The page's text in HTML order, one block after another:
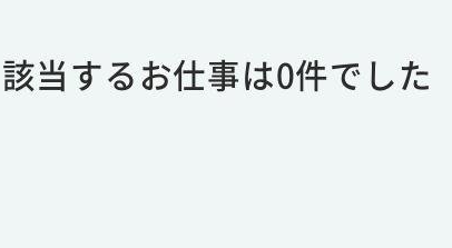
該当するお仕事は0件でした